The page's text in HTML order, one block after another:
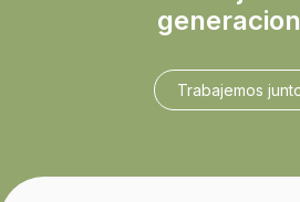
Trabajemos